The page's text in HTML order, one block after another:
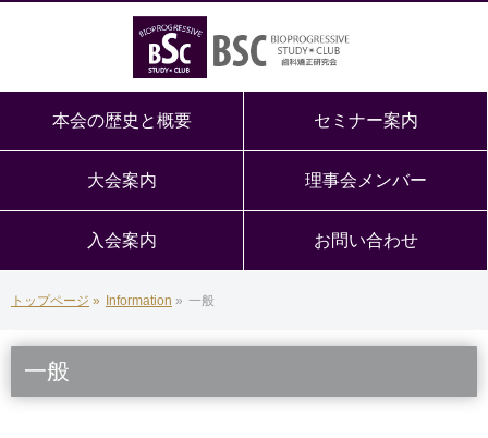
本会の歴史と概要 セミナー案内
大会案内 理事会メンバー
入会案内 お問い合わせ
トップページ » Information » 一般
一般